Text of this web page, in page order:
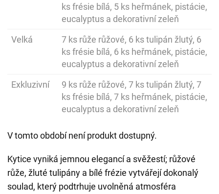
ks frésie bílá, 5 ks heřmánek, pistácie,
eucalyptus a dekorativní zeleň
Velká
7 ks růže růžové, 6 ks tulipán žlutý, 6
ks frésie bílá, 6 ks heřmánek, pistácie,
eucalyptus a dekorativní zeleň
Exkluzivní
9 ks růže růžové, 7 ks tulipán žlutý, 7
ks frésie bílá, 7 ks heřmánek, pistácie,
eucalyptus a dekorativní zeleň
V tomto období není produkt dostupný.
Kytice vyniká jemnou elegancí a svěžestí; růžové
růže, žluté tulipány a bílé frézie vytvářejí dokonalý
soulad, který podtrhuje uvolněná atmosféra